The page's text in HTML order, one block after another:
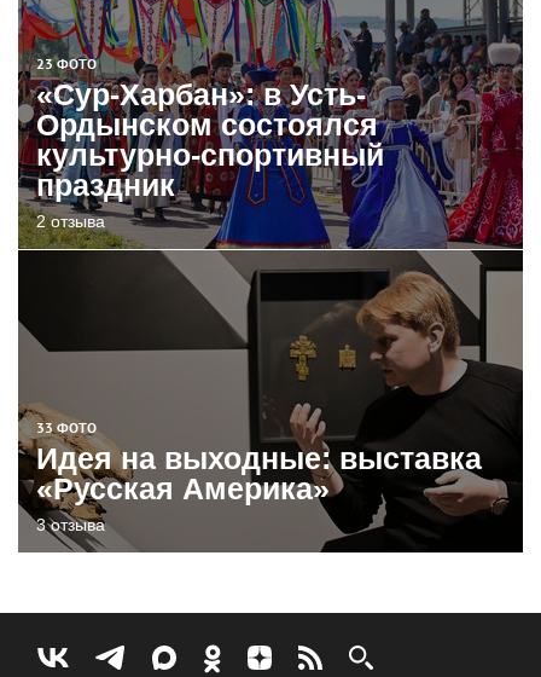
23 ФОТО
«Сур-Харбан»: в Усть-
Ордынском состоялся
культурно-спортивный
праздник
2 отзыва
33 ФОТО
Идея на выходные: выставка
«Русская Америка»
3 отзыва